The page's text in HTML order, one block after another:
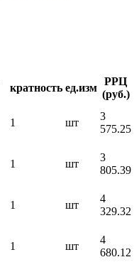
кратность ед.изм
РРЦ
(руб.)
1 шт
3
575.25
1 шт
3
805.39
1 шт
4
329.32
1 шт
4
680.12